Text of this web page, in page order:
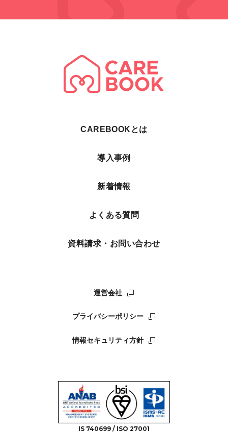
CAREBOOKとは
導入事例
新着情報
よくある質問
資料請求・お問い合わせ
運営会社
プライバシーポリシー
情報セキュリティ方針
IS 740699 / ISO 27001